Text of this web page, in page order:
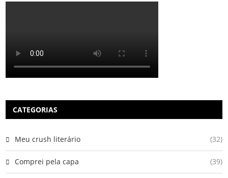
CATEGORIAS
Meu crush literário (32)
Comprei pela capa (39)